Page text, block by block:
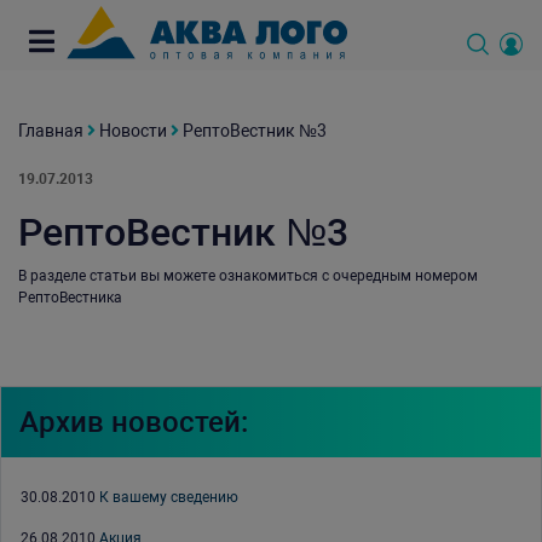
Главная Новости РептоВестник №3
19.07.2013
РептоВестник №3
В разделе статьи вы можете ознакомиться с очередным номером
РептоВестника
Архив новостей:
30.08.2010 К вашему сведению
26.08.2010 Акция